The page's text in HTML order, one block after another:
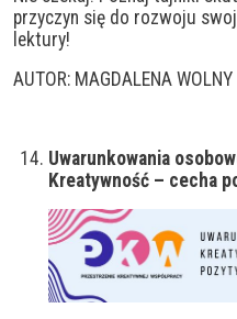
przyczyn się do rozwoju
lektury!
AUTOR: MAGDALENA WOLNY
Uwarunkowania
Kreatywność – cecha